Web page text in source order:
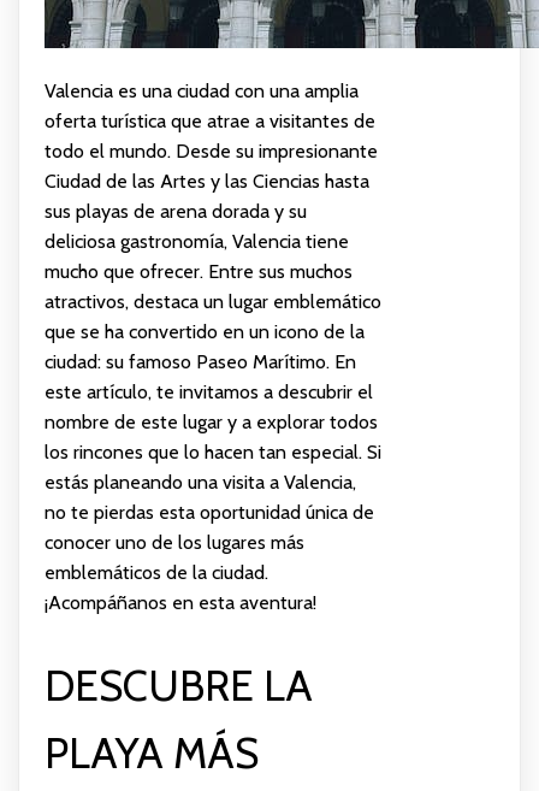
Valencia es una ciudad con una amplia
oferta turística que atrae a visitantes de
todo el mundo. Desde su impresionante
Ciudad de las Artes y las Ciencias hasta
sus playas de arena dorada y su
deliciosa gastronomía, Valencia tiene
mucho que ofrecer. Entre sus muchos
atractivos, destaca un lugar emblemático
que se ha convertido en un icono de la
ciudad: su famoso Paseo Marítimo. En
este artículo, te invitamos a descubrir el
nombre de este lugar y a explorar todos
los rincones que lo hacen tan especial. Si
estás planeando una visita a Valencia,
no te pierdas esta oportunidad única de
conocer uno de los lugares más
emblemáticos de la ciudad.
¡Acompáñanos en esta aventura!
DESCUBRE LA
PLAYA MÁS